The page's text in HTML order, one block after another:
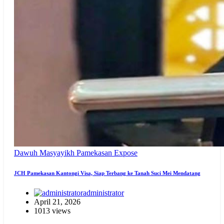
Dawuh Masyayikh Pamekasan Expose
JCH Pamekasan Kantongi Visa, Siap Terbang ke Tanah Suci Mei Mendatang
administrator
April 21, 2026
1013 views